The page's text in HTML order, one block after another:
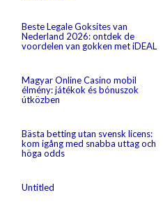
Beste Legale Goksites van
Nederland 2026: ontdek de
voordelen van gokken met iDEAL
Magyar Online Casino mobil
élmény: játékok és bónuszok
útközben
Bästa betting utan svensk licens:
kom igång med snabba uttag och
höga odds
Untitled